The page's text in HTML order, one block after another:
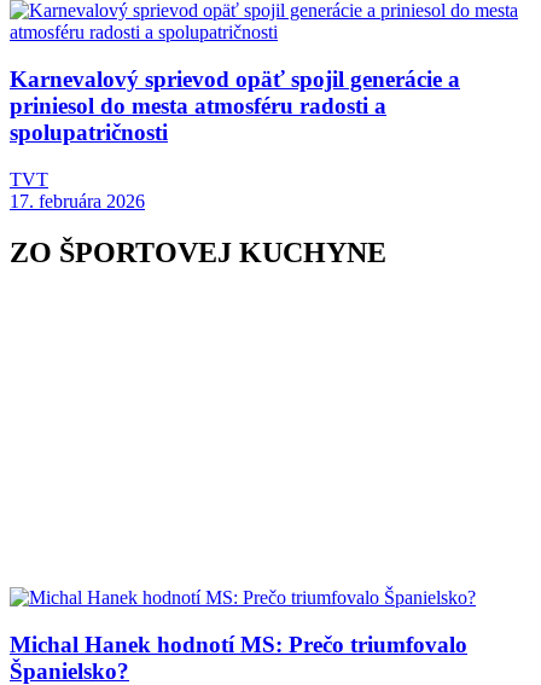
Karnevalový sprievod opäť spojil generácie a
priniesol do mesta atmosféru radosti a
spolupatričnosti
TVT
17. februára 2026
ZO ŠPORTOVEJ KUCHYNE
Michal Hanek hodnotí MS: Prečo triumfovalo
Španielsko?